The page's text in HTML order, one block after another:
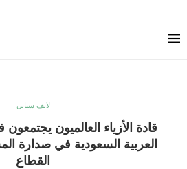
لايف ستايل
قادة الأزياء العالميون
العربية السعودية في صدارة
القطاع